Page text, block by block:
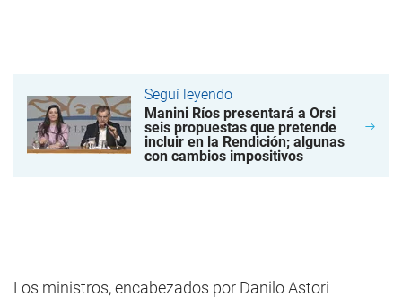
Seguí leyendo
Manini Ríos presentará a Orsi
seis propuestas que pretende
incluir en la Rendición; algunas
con cambios impositivos
Los ministros, encabezados por Danilo Astori